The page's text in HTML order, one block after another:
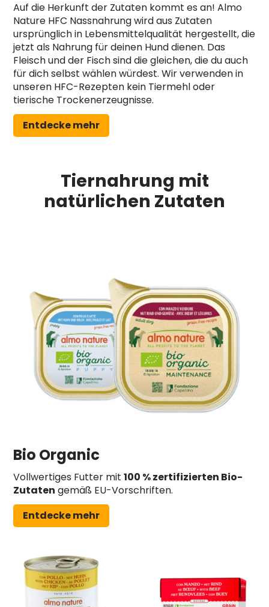
Auf die Herkunft der Zutaten kommt es an! Almo
Nature HFC Nassnahrung wird aus Zutaten
ursprünglich in Lebensmittelqualität hergestellt, die
jetzt als Nahrung für deinen Hund dienen. Das
Fleisch und der Fisch sind die gleichen, die du auch
für dich selbst wählen würdest. Wir verwenden in
unseren HFC-Rezepten kein Tiermehl oder
tierische Trockenerzeugnisse.
Entdecke mehr
Tiernahrung mit
natürlichen Zutaten
Bio Organic
Vollwertiges Futter mit 100 % zertifizierten Bio-
Zutaten gemäß EU-Vorschriften.
Entdecke mehr